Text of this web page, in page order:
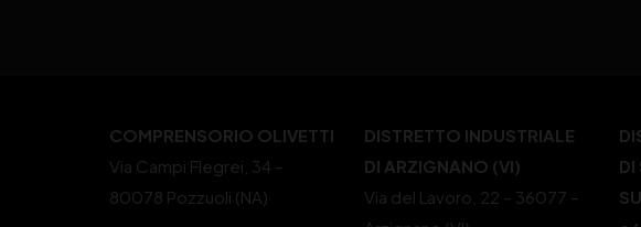
COMPRENSORIO OLIVETTI
Via Campi Flegrei, 34 –
80078 Pozzuoli (NA)
DISTRETTO INDUSTRIALE
DI ARZIGNANO (VI)
Via del Lavoro, 22 – 36077 –
DI